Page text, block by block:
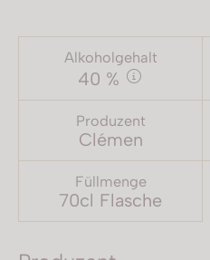
Alkoholgehalt
40 %
Produzent
Clémen
Füllmenge
70cl Flasche